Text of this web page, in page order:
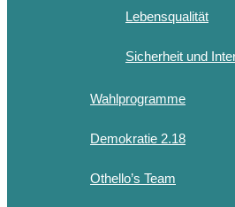
Lebensqualität
Sicherheit und
Wahlprogramme
Demokratie 2.18
Othello’s Team